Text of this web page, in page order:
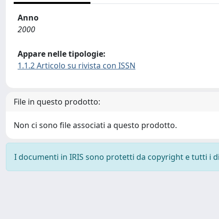
Anno
2000
Appare nelle tipologie:
1.1.2 Articolo su rivista con ISSN
File in questo prodotto:
Non ci sono file associati a questo prodotto.
I documenti in IRIS sono protetti da copyright e tutti i